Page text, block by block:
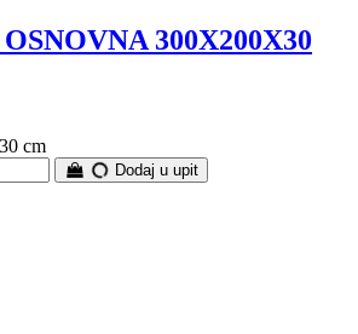
300X200X30
cm
Dodaj u upit